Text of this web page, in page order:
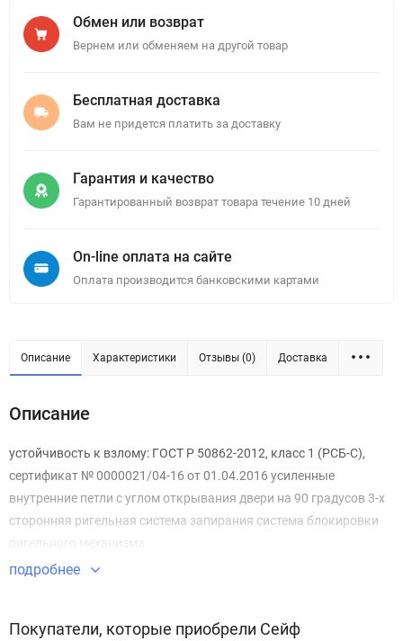
Обмен или возврат
Вернем или обменяем на другой товар
Бесплатная доставка
Вам не придется платить за доставку
Гарантия и качество
Гарантированный возврат товара течение 10 дней
On-line оплата на сайте
Оплата производится банковскими картами
Описание Характеристики Отзывы (0) Доставка
Описание
устойчивость к взлому: ГОСТ Р 50862-2012, класс 1 (РСБ-С),
сертификат № 0000021/04-16 от 01.04.2016 усиленные
внутренние петли с углом открывания двери на 90 градусов 3-х
сторонняя ригельная система запирания система блокировки
ригельного механизма
подробнее
Покупатели, которые приобрели Сейф